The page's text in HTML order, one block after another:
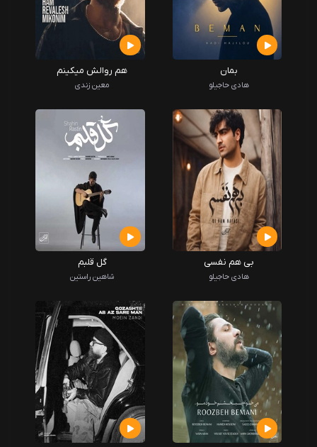
بمان
هادی حاجیلو
هم روالش میکینم
معین زندی
بی هم نفسی
هادی حاجیلو
گل قلبم
شاهین راستین